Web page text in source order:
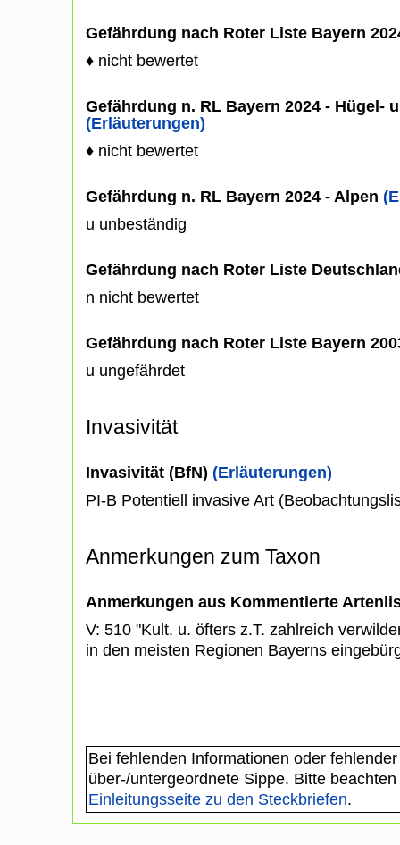
Gefährdung nach Roter Liste Bayern
♦ nicht bewertet
Gefährdung n. RL Bayern 2024 - Hügel-
(Erläuterungen)
♦ nicht bewertet
Gefährdung n. RL Bayern 2024 - Alpen
u unbeständig
Gefährdung nach Roter Liste
n nicht bewertet
Gefährdung nach Roter Liste Bayern
u ungefährdet
Invasivität
Invasivität (BfN) (Erläuterungen)
PI-B Potentiell invasive Art
Anmerkungen zum Taxon
Anmerkungen aus Kommentierte
V: 510 "Kult. u. öfters z.T. zahlreich
in den meisten Regionen Bayerns
Bei fehlenden Informationen oder
über-/untergeordnete Sippe. Bitte
Einleitungsseite zu den Steckbriefen.